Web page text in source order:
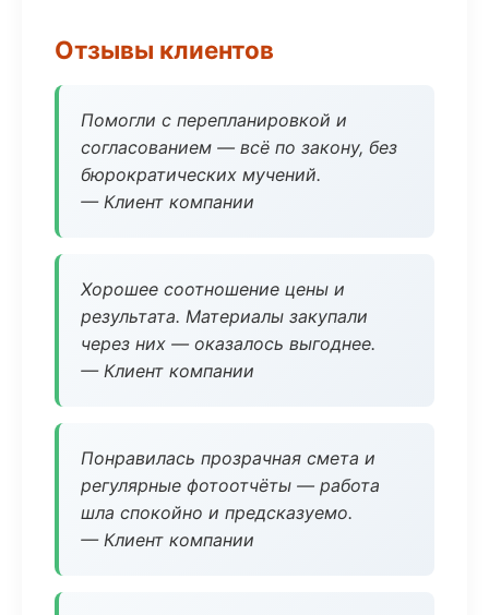
Отзывы клиентов
Помогли с перепланировкой и
согласованием — всё по закону, без
бюрократических мучений.
— Клиент компании
Хорошее соотношение цены и
результата. Материалы закупали
через них — оказалось выгоднее.
— Клиент компании
Понравилась прозрачная смета и
регулярные фотоотчёты — работа
шла спокойно и предсказуемо.
— Клиент компании